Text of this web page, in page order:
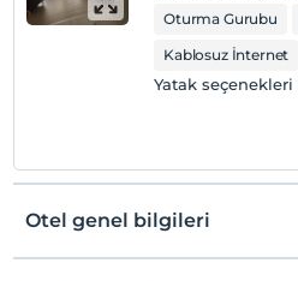
Çocuklar
2 yaşına kadar olan bebekler
Her bir oda için 2. çocuk 9
Oturma Gurubu
Kablosuz İnternet
Yatak seçenekleri
Otel genel bilgileri